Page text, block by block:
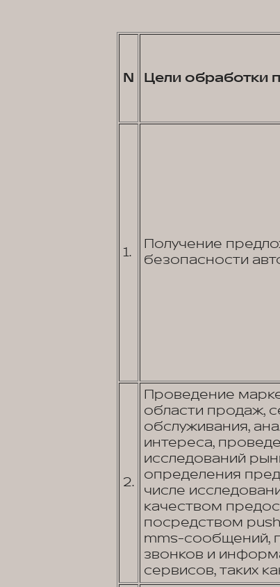
N Цели обработки
1.
Получение
безопасности
2.
Проведение
области продаж,
обслуживания,
интереса,
исследований
определения
числе
качеством
посредством
mms-сообщений,
звонков и
сервисов, таких